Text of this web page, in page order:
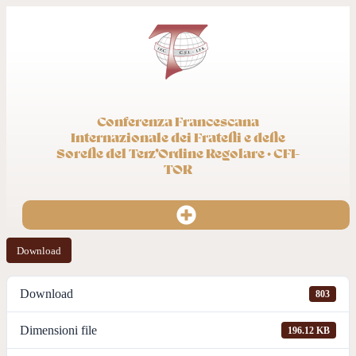
Conferenza Francescana
Internazionale dei Fratelli e delle
Sorelle del Terz’Ordine Regolare · CFI-
TOR
Download
Download 803
Dimensioni file 196.12 KB